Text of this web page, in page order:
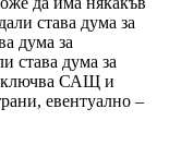
става дума за
дума за
става дума за
включва САЩ и
евентуално –